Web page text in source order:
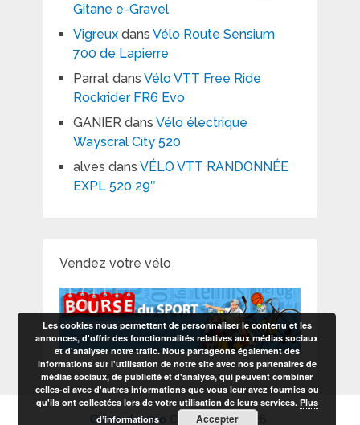
Gitane e-Gravel
Vigreuxdans Vélo Route Sensium
700 de Lapierre
Parratdans Vélo VTT Free Ride
Rockrider FR6 Evo
GANIERdans Vélo électrique
Wayscral City 520
alves dans VÉLO VTT RANDONNÉE
EXPL 520 29″
Vendez votre vélo
Guide du vélo Copyright © 2026.
Les cookies nous permettent de personnaliser le contenu et les
annonces, d'offrir des fonctionnalités relatives aux médias sociaux
et d'analyser notre trafic. Nous partageons également des
informations sur l'utilisation de notre site avec nos partenaires de
médias sociaux, de publicité et d'analyse, qui peuvent combiner
celles-ci avec d'autres informations que vous leur avez fournies ou
qu'ils ont collectées lors de votre utilisation de leurs services. Plus
d’informations
Accepter